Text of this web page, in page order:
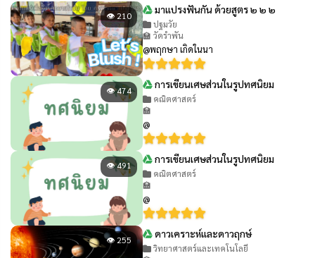
👁 210 มาแปรงฟันกัน ด้วยสูตร ๒ ๒ ๒
ปฐมวัย
🏫 วัดรำพัน
@พฤกษา เกิดในนา
👁 474 การเขียนเศษส่วนในรูปทศนิยม
คณิตศาสตร์
🏫
@
👁 491 การเขียนเศษส่วนในรูปทศนิยม
คณิตศาสตร์
🏫
@
👁 255 ดาวเคราะห์และดาวฤกษ์
วิทยาศาสตร์และเทคโนโลยี